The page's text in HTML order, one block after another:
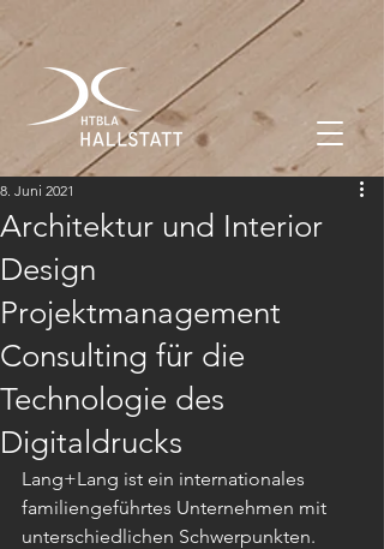
Architektur und Interior
Design
Projektmanagement
Consulting für die
Technologie des
Digitaldrucks
8. Juni 2021
Lang+Lang ist ein internationales
familiengeführtes Unternehmen mit
unterschiedlichen Schwerpunkten.